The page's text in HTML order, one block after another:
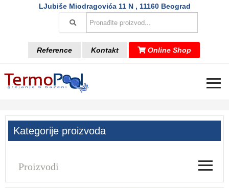
LJubiše Miodragovića 11 N , 11160 Beograd
Reference Kontakt Online Shop
≡
Kategorije proizvoda
Proizvodi ≡